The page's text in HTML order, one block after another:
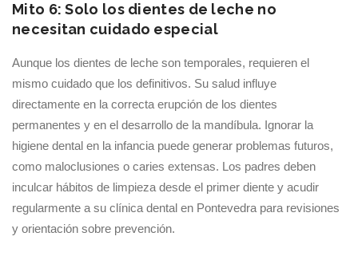
Mito 6: Solo los dientes de leche no
necesitan cuidado especial
Aunque los dientes de leche son temporales, requieren el
mismo cuidado que los definitivos. Su salud influye
directamente en la correcta erupción de los dientes
permanentes y en el desarrollo de la mandíbula. Ignorar la
higiene dental en la infancia puede generar problemas futuros,
como maloclusiones o caries extensas. Los padres deben
inculcar hábitos de limpieza desde el primer diente y acudir
regularmente a su clínica dental en Pontevedra para revisiones
y orientación sobre prevención.